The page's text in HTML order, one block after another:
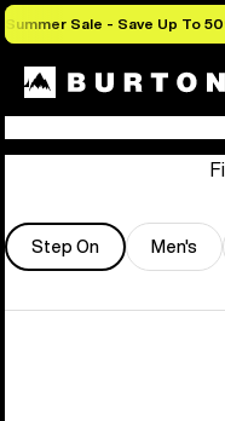
Summer Sale - Save Up To
Store
Step On Men's